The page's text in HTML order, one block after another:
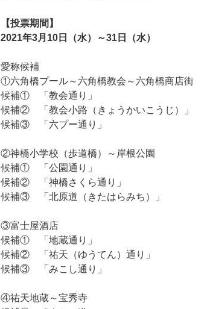
【投票期間】
2021年3月10日（水）～31日（水）
愛称候補
①六角橋プール～六角橋教会～六角橋商店街
候補① 「教会通り」
候補② 「教会小路（きょうかいこうじ）」
候補③ 「六プー通り」
②神橋小学校（歩道橋）～岸根公園
候補① 「公園通り」
候補② 「神橋さくら通り」
候補③ 「北原道（きたはらみち）」
③富士屋酒店
候補① 「地蔵通り」
候補② 「祐天（ゆうてん）通り」
候補③ 「みこし通り」
④祐天地蔵～宝秀寺